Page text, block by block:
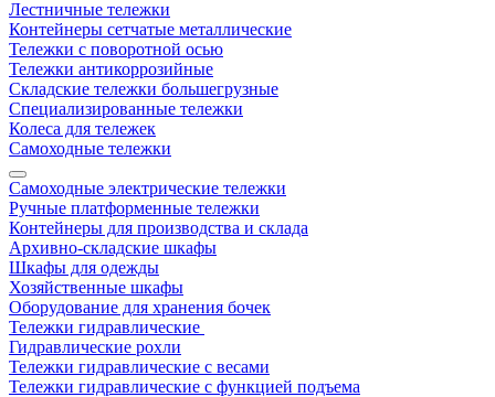
Лестничные тележки
Контейнеры сетчатые металлические
Тележки с поворотной осью
Тележки антикоррозийные
Складские тележки большегрузные
Специализированные тележки
Колеса для тележек
Самоходные тележки
Самоходные электрические тележки
Ручные платформенные тележки
Контейнеры для производства и склада
Архивно-складские шкафы
Шкафы для одежды
Хозяйственные шкафы
Оборудование для хранения бочек
Тележки гидравлические
Гидравлические рохли
Тележки гидравлические с весами
Тележки гидравлические с функцией подъема